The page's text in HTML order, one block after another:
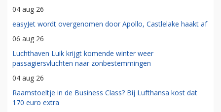
04 aug 26
easyJet wordt overgenomen door Apollo, Castlelake haakt af
06 aug 26
Luchthaven Luik krijgt komende winter weer
passagiersvluchten naar zonbestemmingen
04 aug 26
Raamstoeltje in de Business Class? Bij Lufthansa kost dat
170 euro extra